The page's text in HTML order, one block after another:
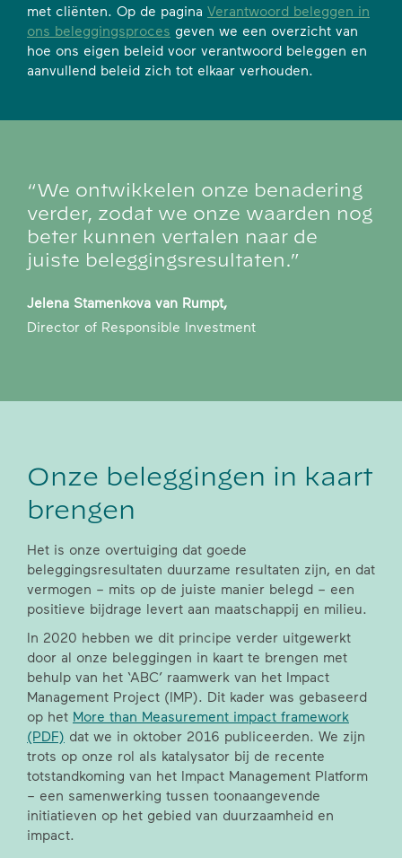
met cliënten. Op de pagina Verantwoord beleggen in
ons beleggingsproces geven we een overzicht van
hoe ons eigen beleid voor verantwoord beleggen en
aanvullend beleid zich tot elkaar verhouden.
“We ontwikkelen onze benadering
verder, zodat we onze waarden nog
beter kunnen vertalen naar de
juiste beleggingsresultaten.”
Jelena Stamenkova van Rumpt,
Director of Responsible Investment
Onze beleggingen in kaart
brengen
Het is onze overtuiging dat goede
beleggingsresultaten duurzame resultaten zijn, en dat
vermogen – mits op de juiste manier belegd – een
positieve bijdrage levert aan maatschappij en milieu.
In 2020 hebben we dit principe verder uitgewerkt
door al onze beleggingen in kaart te brengen met
behulp van het ‘ABC’ raamwerk van het Impact
Management Project (IMP). Dit kader was gebaseerd
op het More than Measurement impact framework
(PDF) dat we in oktober 2016 publiceerden. We zijn
trots op onze rol als katalysator bij de recente
totstandkoming van het Impact Management Platform
– een samenwerking tussen toonaangevende
initiatieven op het gebied van duurzaamheid en
impact.